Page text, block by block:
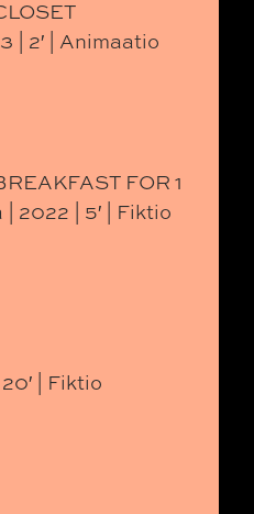
| 2′ | Animaatio
FOR 1
2022 | 5′ | Fiktio
| Fiktio